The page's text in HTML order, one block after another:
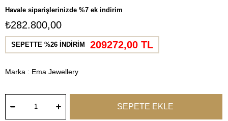
Havale siparişlerinizde %7 ek indirim
₺282.800,00
SEPETTE %26 İNDİRİM 209272,00 TL
Marka : Ema Jewellery